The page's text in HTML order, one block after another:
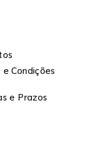
e Condições
e Prazos